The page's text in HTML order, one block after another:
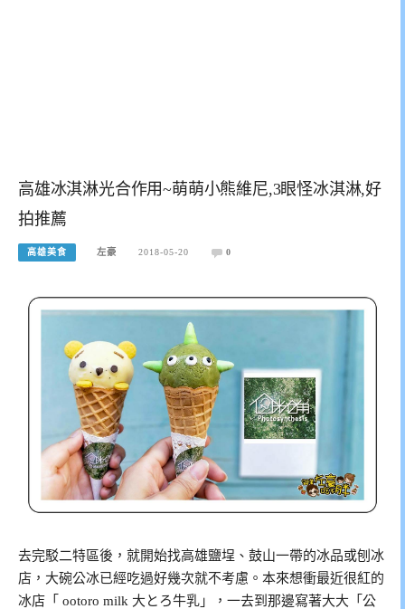
高雄冰淇淋光合作用~萌萌小熊維尼,3眼怪冰淇淋,好
拍推薦
高雄美食 左豪 2018-05-20 0
去完駁二特區後，就開始找高雄鹽埕、鼓山一帶的冰品或刨冰
店，大碗公冰已經吃過好幾次就不考慮。本來想衝最近很紅的
冰店「 ootoro milk 大とろ牛乳」，一去到那邊寫著大大「公